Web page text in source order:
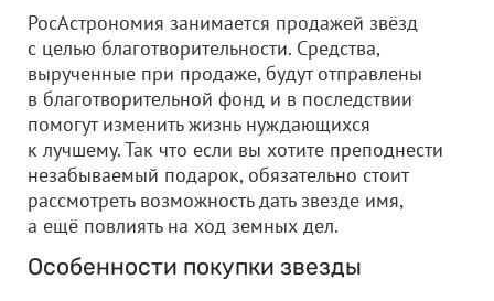
РосАстрономия занимается продажей звёзд
с целью благотворительности. Средства,
вырученные при продаже, будут отправлены
в благотворительной фонд и в последствии
помогут изменить жизнь нуждающихся
к лучшему. Так что если вы хотите преподнести
незабываемый подарок, обязательно стоит
рассмотреть возможность дать звезде имя,
а ещё повлиять на ход земных дел.
Особенности покупки звезды